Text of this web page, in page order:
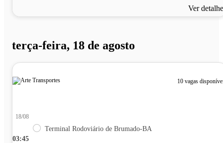
Ver
terça-feira, 18 de agosto
10 vagas
03:45
18/08
Terminal Rodoviário de Brumado-BA